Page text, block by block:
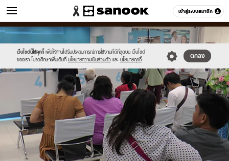
เข้าสู่ระบบสมาชิก
ข่าว หมวดอื่นๆ
เว็บไซต์นี้ใช้คุกกี้ เพื่อให้ท่านได้รับประสบการณ์การใช้งานที่ดีที่สุดบน เว็บไซต์
ของเรา โปรดศึกษาเพิ่มเติมที่ นโยบายความเป็นส่วนตัว และ นโยบายคุกกี้
ตกลง
Sanook
//s.isanook.com/sr/0/images/logo-
new-
sanook.png
600
60
//s.isanook.com/ns/0/ud/373/1865786/645985-
01.jpg